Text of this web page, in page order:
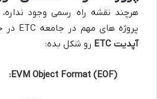
هرچند نقشه راه رسمی وجود
پروژه های مهم در جامعه ETC در جریانه که می تونه آینده
آپدیت ETC
رو شکل بده:
EVM Object Format (EOF):